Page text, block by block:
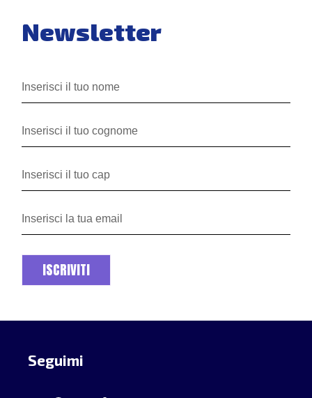
Newsletter
ISCRIVITI
Seguimi